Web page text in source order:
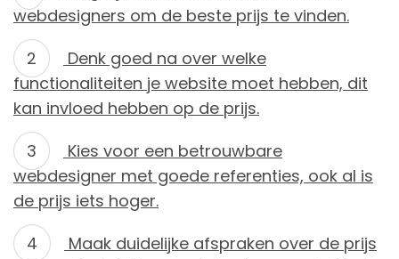
webdesigners om de beste prijs te vinden.
Denk goed na over welke
functionaliteiten je website moet hebben, dit
kan invloed hebben op de prijs.
Kies voor een betrouwbare
webdesigner met goede referenties, ook al is
de prijs iets hoger.
Maak duidelijke afspraken over de prijs